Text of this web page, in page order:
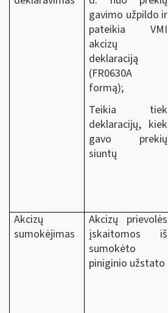
gavimo užpildo ir
pateikia VMI
akcizų
deklaraciją
(FR0630A
formą);
Teikia tiek
deklaracijų, kiek
gavo prekių
siuntų
Akcizų
sumokėjimas
Akcizų prievolės
įskaitomos iš
sumokėto
piniginio užstato